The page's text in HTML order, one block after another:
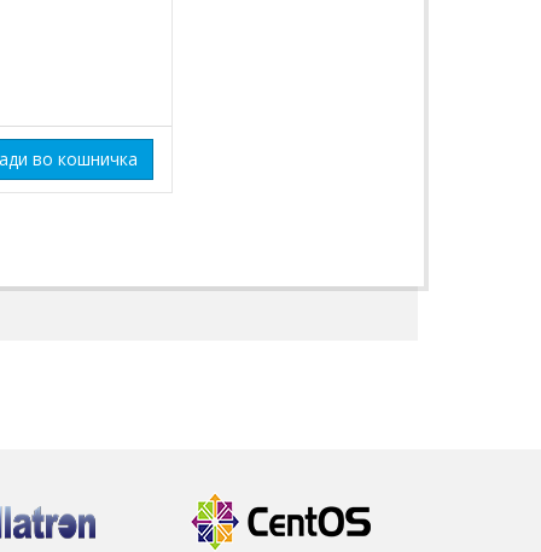
во кошничка